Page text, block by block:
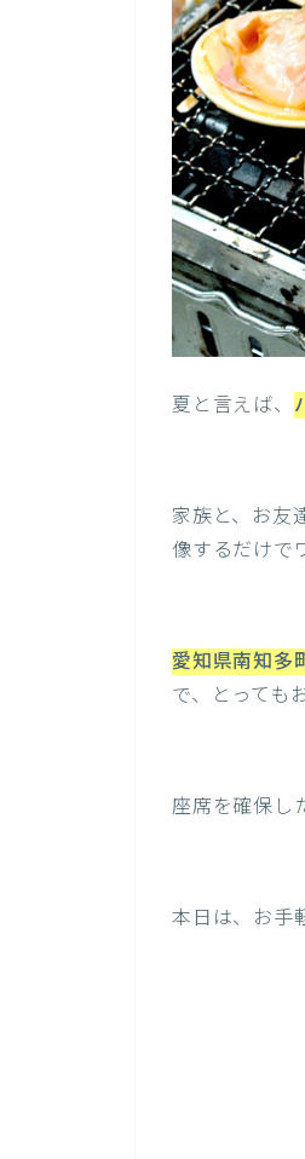
夏と言えば、
家族と、お友
像するだけで
愛知県南知多
で、とっても
座席を確保し
本日は、お手